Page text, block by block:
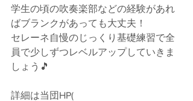
学生の頃の吹奏楽部などの経験があれ
ばブランクがあっても大丈夫！
セレーネ自慢のじっくり基礎練習で全
員で少しずつレベルアップしていきま
しょう🎵
詳細は当団HP(